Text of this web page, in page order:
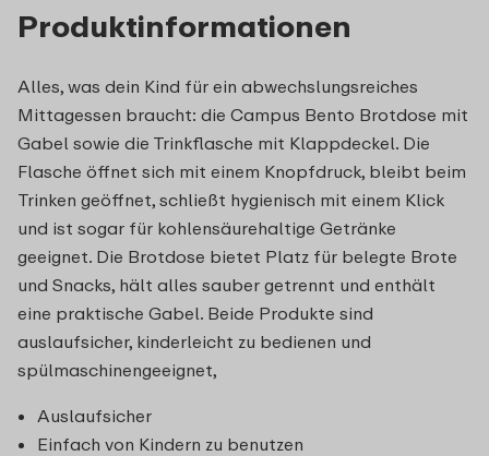
Produktinformationen
Alles, was dein Kind für ein abwechslungsreiches
Mittagessen braucht: die Campus Bento Brotdose mit
Gabel sowie die Trinkflasche mit Klappdeckel. Die
Flasche öffnet sich mit einem Knopfdruck, bleibt beim
Trinken geöffnet, schließt hygienisch mit einem Klick
und ist sogar für kohlensäurehaltige Getränke
geeignet. Die Brotdose bietet Platz für belegte Brote
und Snacks, hält alles sauber getrennt und enthält
eine praktische Gabel. Beide Produkte sind
auslaufsicher, kinderleicht zu bedienen und
spülmaschinengeeignet,
Auslaufsicher
Einfach von Kindern zu benutzen